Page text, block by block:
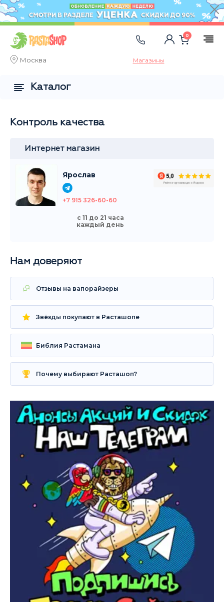
Москва Магазины
0
Контроль качества
Интернет магазин
Ярослав
+7 915 326-60-60
с 11 до 21 часа
каждый день
Нам доверяют
Отзывы на вапорайзеры
Звёзды покупают в Расташопе
Библия Растамана
Почему выбирают Расташоп?
Каталог